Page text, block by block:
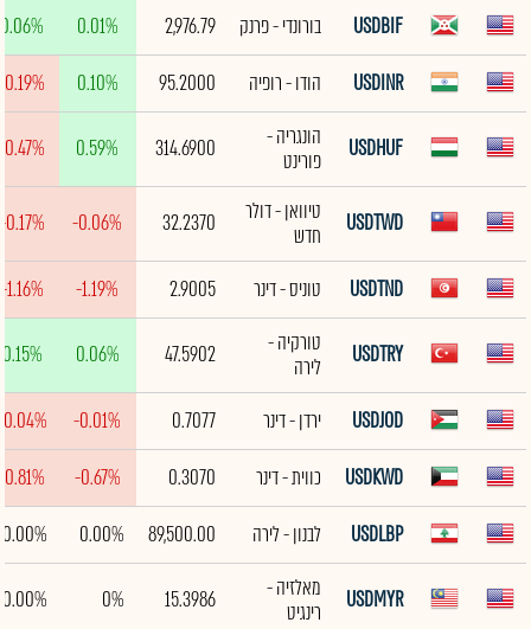
USDBIF בורונדי - פרנק 2,976.79
0.01%
0.06%
USDINR
הודו - רופיה 95.2000
0.10%
-0.19%
USDHUF
הונגריה -
פורינט
314.6900
0.59%
-0.47%
USDTWD
טיוואן - דולר
חדש
32.2370
-0.06%
-0.17%
USDTND טוניס - דינר 2.9005
-1.19%
-1.16%
USDTRY
טורקיה -
לירה
47.5902
0.06%
0.15%
USDJOD ירדן - דינר 0.7077
-0.01%
USDKWD
כווית - דינר 0.3070
-0.67%
-0.81%
USDLBP
לבנון - לירה 89,500.00
0.00%
0.00%
USDMYR
מאלזיה -
רינגיט
15.3986
0%
0.00%